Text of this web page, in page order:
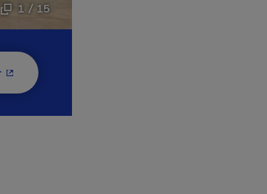
1 / 15
- Cet hyperlien s'ouvrira dans une nouvelle fenêtre.